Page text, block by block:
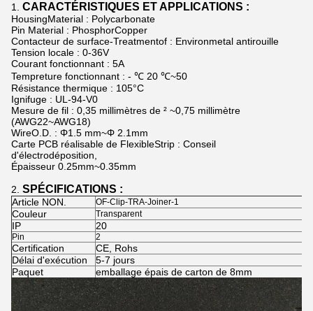
1. CARACTÉRISTIQUES ET APPLICATIONS :
HousingMaterial : Polycarbonate
Pin Material : PhosphorCopper
Contacteur de surface-Treatmentof : Environmetal antirouille
Tension locale : 0-36V
Courant fonctionnant : 5A
Tempreture fonctionnant : - ℃ 20 ℃~50
Résistance thermique : 105°C
Ignifuge : UL-94-V0
Mesure de fil : 0,35 millimètres de ² ~0,75 millimètre
(AWG22~AWG18)
WireO.D. : Φ1.5 mm~Φ 2.1mm
Carte PCB réalisable de FlexibleStrip : Conseil
d'électrodéposition,
Épaisseur 0.25mm~0.35mm
2. SPÉCIFICATIONS :
Article NON. OF-Clip-TRA-Joiner-1
Couleur Transparent
IP 20
Pin 2
Certification
CE, Rohs
Délai d'exécution
5-7 jours
Paquet
emballage épais de carton de 8mm